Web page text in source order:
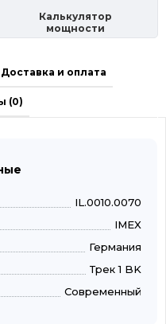
Калькулятор
мощности
Доставка и оплата
(0)
IL.0010.0070
IMEX
Германия
Трек 1 BK
Современный